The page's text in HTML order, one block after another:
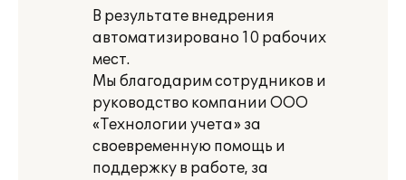
В результате внедрения
автоматизировано 10 рабочих
мест.
Мы благодарим сотрудников и
руководство компании ООО
«Технологии учета» за
своевременную помощь и
поддержку в работе, за